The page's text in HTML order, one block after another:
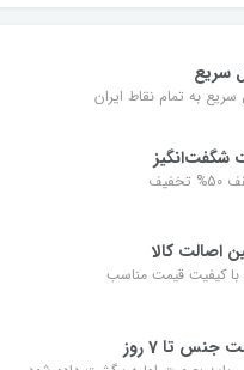
سریع
سریع به تمام نقاط ایران
شگفت‌انگیز
اصالت کالا
کیفیت قیمت مناسب
جنس تا 7 روز